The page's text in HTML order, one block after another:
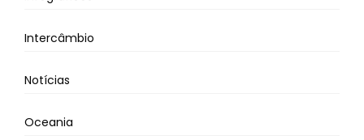
Intercâmbio
Notícias
Oceania